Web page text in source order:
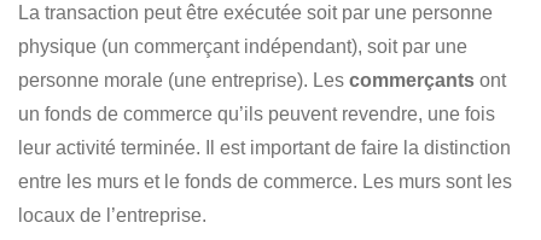
La transaction peut être exécutée soit par une personne
physique (un commerçant indépendant), soit par une
personne morale (une entreprise). Les commerçants ont
un fonds de commerce qu’ils peuvent revendre, une fois
leur activité terminée. Il est important de faire la distinction
entre les murs et le fonds de commerce. Les murs sont les
locaux de l’entreprise.